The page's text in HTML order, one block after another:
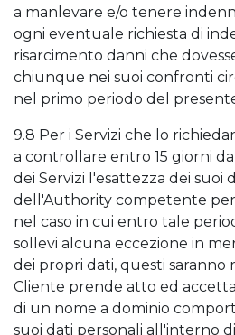
a manlevare e/o tenere
ogni eventuale richiesta di
risarcimento danni che
chiunque nei suoi confronti
nel primo periodo del
9.8 Per i Servizi che lo
a controllare entro 15 giorni
dei Servizi l'esattezza dei suoi
dell'Authority competente per
nel caso in cui entro tale
sollevi alcuna eccezione in
dei propri dati, questi saranno
Cliente prende atto ed
di un nome a dominio
suoi dati personali all'interno